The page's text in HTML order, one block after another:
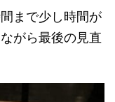
まで少し時間が
がら最後の見直